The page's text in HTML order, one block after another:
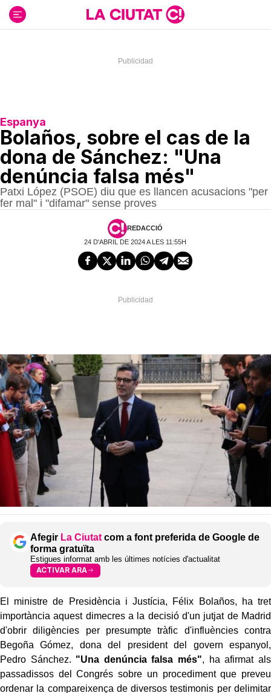
contenido
Espanya
Bolaños, sobre el cas de la
dona de Sánchez: "Una
denúncia falsa més"
Patxi López (PSOE) diu que es llancen acusacions "per
fer mal" i "difamar" sense proves
REDACCIÓ
24 D'ABRIL DE 2024 A LES 11:55H
Afegir La Ciutat com a font preferida de Google de
forma gratuïta
Estigues informat amb les últimes notícies d'actualitat
ACTIVAR ARA
El ministre de Presidència i Justícia, Félix Bolaños, ha tret
importància aquest dimecres a la decisió d'un jutjat de Madrid
d'obrir diligències per presumpte tràfic d'influències contra
Begoña Gómez, dona del president del govern espanyol,
Pedro Sánchez. "Una denúncia falsa més", ha afirmat als
passadissos del Congrés sobre un procediment que preveu
ordenar la compareixença de diversos testimonis per delimitar